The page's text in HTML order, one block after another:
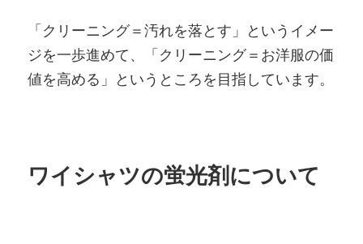
「クリーニング＝汚れを落とす」というイメー
ジを一歩進めて、「クリーニング＝お洋服の価
値を高める」というところを目指しています。
ワイシャツの蛍光剤について